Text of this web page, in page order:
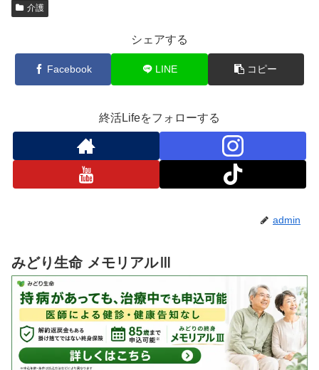
介護
シェアする
Facebook LINE コピー
終活Lifeをフォローする
admin
みどり生命 メモリアルⅢ